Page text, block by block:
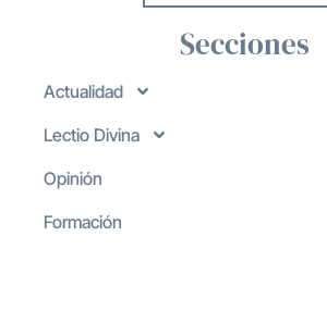
Secciones
Actualidad
Lectio Divina
Opinión
Formación